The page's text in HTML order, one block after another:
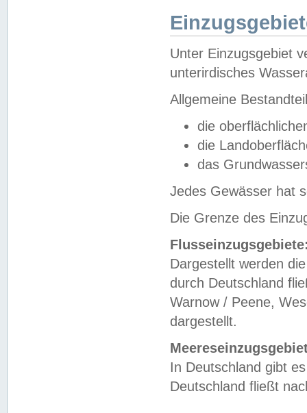
Unter Einzugsgebiet
unterirdisches
Allgemeine
die
die
das
Jedes Gewässer hat
Die Grenze des
Dargestellt werden
durch Deutschland
Warnow / Peene,
dargestellt.
In Deutschland gibt
Deutschland fließt